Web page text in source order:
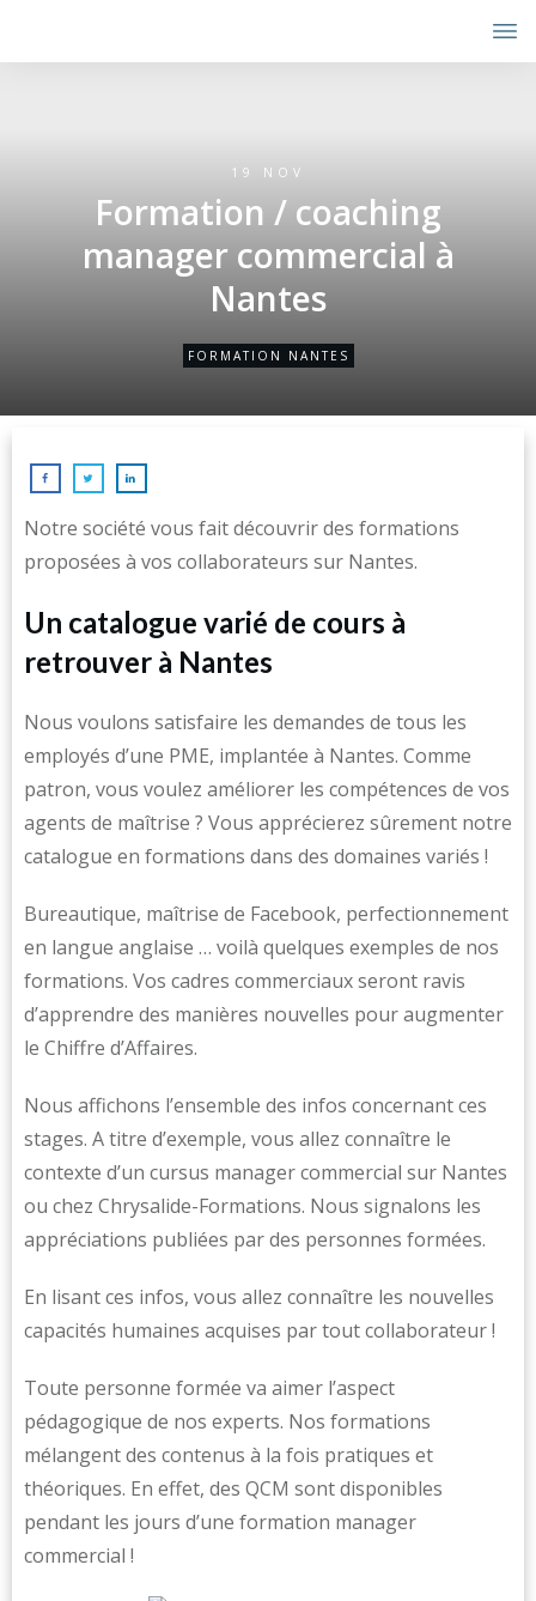
19 NOV
Formation / coaching
manager commercial à
Nantes
FORMATION NANTES
Notre société vous fait découvrir des formations
proposées à vos collaborateurs sur Nantes.
Un catalogue varié de cours à
retrouver à Nantes
Nous voulons satisfaire les demandes de tous les
employés d’une PME, implantée à Nantes. Comme
patron, vous voulez améliorer les compétences de vos
agents de maîtrise ? Vous apprécierez sûrement notre
catalogue en formations dans des domaines variés !
Bureautique, maîtrise de Facebook, perfectionnement
en langue anglaise … voilà quelques exemples de nos
formations. Vos cadres commerciaux seront ravis
d’apprendre des manières nouvelles pour augmenter
le Chiffre d’Affaires.
Nous affichons l’ensemble des infos concernant ces
stages. A titre d’exemple, vous allez connaître le
contexte d’un cursus manager commercial sur Nantes
ou chez Chrysalide-Formations. Nous signalons les
appréciations publiées par des personnes formées.
En lisant ces infos, vous allez connaître les nouvelles
capacités humaines acquises par tout collaborateur !
Toute personne formée va aimer l’aspect
pédagogique de nos experts. Nos formations
mélangent des contenus à la fois pratiques et
théoriques. En effet, des QCM sont disponibles
pendant les jours d’une formation manager
commercial !